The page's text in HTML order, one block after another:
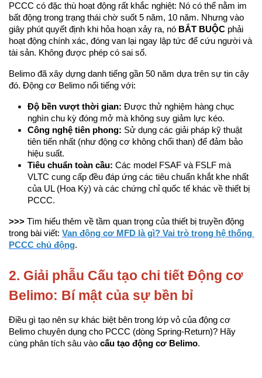
PCCC có đặc thù hoạt động rất khắc nghiệt: Nó có thể nằm im
bất động trong trạng thái chờ suốt 5 năm, 10 năm. Nhưng vào
giây phút quyết định khi hỏa hoạn xảy ra, nó BẮT BUỘC phải
hoạt động chính xác, đóng van lại ngay lập tức để cứu người và
tài sản. Không được phép có sai số.
Belimo đã xây dựng danh tiếng gần 50 năm dựa trên sự tin cậy
đó. Động cơ Belimo nổi tiếng với:
Độ bền vượt thời gian: Được thử nghiệm hàng chục
nghìn chu kỳ đóng mở mà không suy giảm lực kéo.
Công nghệ tiên phong: Sử dụng các giải pháp kỹ thuật
tiên tiến nhất (như động cơ không chổi than) để đảm bảo
hiệu suất.
Tiêu chuẩn toàn cầu: Các model FSAF và FSLF mà
VLTC cung cấp đều đáp ứng các tiêu chuẩn khắt khe nhất
của UL (Hoa Kỳ) và các chứng chỉ quốc tế khác về thiết bị
PCCC.
>>> Tìm hiểu thêm về tầm quan trọng của thiết bị truyền động
trong bài viết: Van động cơ MFD là gì? Vai trò trong hệ thống
PCCC chủ động.
2. Giải phẫu Cấu tạo chi tiết Động cơ
Belimo: Bí mật của sự bền bỉ
Điều gì tạo nên sự khác biệt bên trong lớp vỏ của động cơ
Belimo chuyên dụng cho PCCC (dòng Spring-Return)? Hãy
cùng phân tích sâu vào cấu tạo động cơ Belimo.